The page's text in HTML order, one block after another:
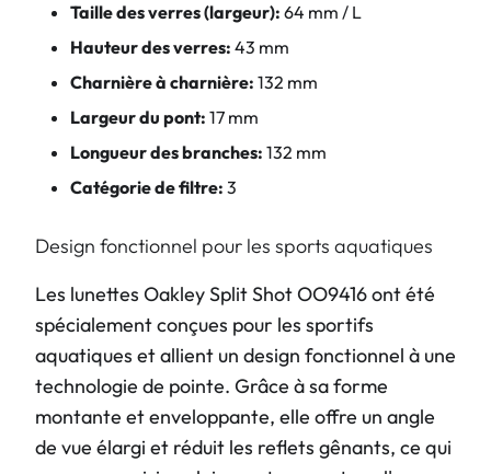
Taille des verres (largeur): 64 mm / L
Hauteur des verres: 43 mm
Charnière à charnière: 132 mm
Largeur du pont: 17 mm
Longueur des branches: 132 mm
Catégorie de filtre: 3
Design fonctionnel pour les sports aquatiques
Les lunettes Oakley Split Shot OO9416 ont été
spécialement conçues pour les sportifs
aquatiques et allient un design fonctionnel à une
technologie de pointe. Grâce à sa forme
montante et enveloppante, elle offre un angle
de vue élargi et réduit les reflets gênants, ce qui